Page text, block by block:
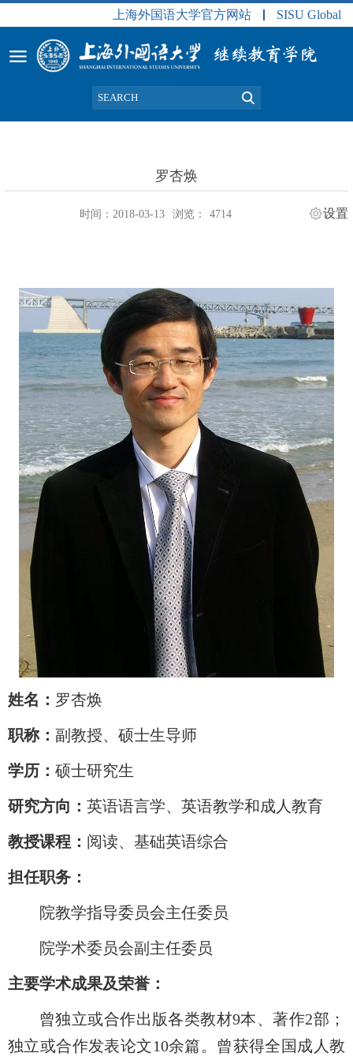
上海外国语大学官方网站 SISU Global
罗杏焕
时间：2018-03-13 浏览： 4714 设置
姓名： 罗杏焕
职称： 副教授、硕士生导师
学历： 硕士研究生
研究方向： 英语语言学、英语教学和成人教育
教授课程： 阅读、基础英语综合
担任职务：
院教学指导委员会主任委员
院学术委员会副主任委员
主要学术成果及荣誉：
曾独立或合作出版各类教材9本、著作2部；
独立或合作发表论文10余篇。曾获得全国成人教